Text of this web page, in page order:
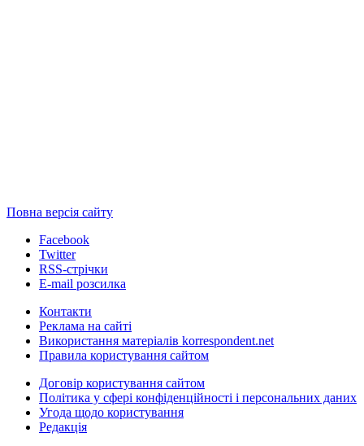
Повна версія сайту
Facebook
Twitter
RSS-стрічки
E-mail розсилка
Контакти
Реклама на сайті
Використання матеріалів korrespondent.net
Правила користування сайтом
Договір користування сайтом
Політика у сфері конфіденційності і персональних даних
Угода щодо користування
Редакція